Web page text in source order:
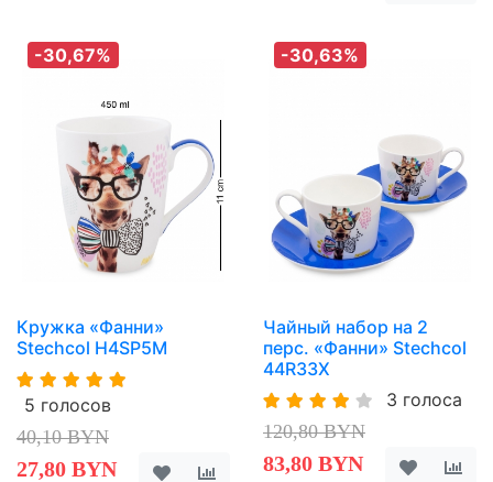
-30,67%
Кружка «Фанни»
Stechcol H4SP5M
5 голосов
40,10 BYN
27,80 BYN
-30,63%
Чайный набор на 2
перс. «Фанни» Stechcol
44R33X
3 голоса
120,80 BYN
83,80 BYN